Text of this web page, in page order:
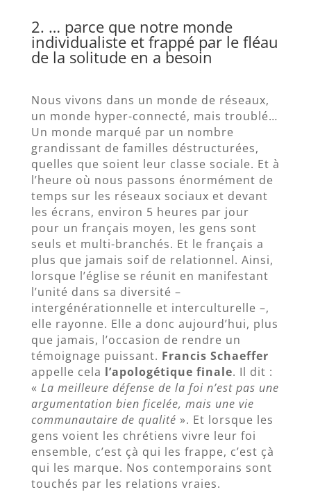
2. … parce que notre monde
individualiste et frappé par le fléau
de la solitude en a besoin
Nous vivons dans un monde de réseaux,
un monde hyper-connecté, mais troublé…
Un monde marqué par un nombre
grandissant de familles déstructurées,
quelles que soient leur classe sociale. Et à
l’heure où nous passons énormément de
temps sur les réseaux sociaux et devant
les écrans, environ 5 heures par jour
pour un français moyen, les gens sont
seuls et multi-branchés. Et le français a
plus que jamais soif de relationnel. Ainsi,
lorsque l’église se réunit en manifestant
l’unité dans sa diversité –
intergénérationnelle et interculturelle –,
elle rayonne. Elle a donc aujourd’hui, plus
que jamais, l’occasion de rendre un
témoignage puissant. Francis Schaeffer
appelle cela l’apologétique finale. Il dit :
« La meilleure défense de la foi n’est pas une
argumentation bien ficelée, mais une vie
communautaire de qualité ». Et lorsque les
gens voient les chrétiens vivre leur foi
ensemble, c’est çà qui les frappe, c’est çà
qui les marque. Nos contemporains sont
touchés par les relations vraies.